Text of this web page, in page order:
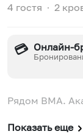
4 гостя ∙ 2
💳 Онлайн-
Рядом ВМА.
Показать еще